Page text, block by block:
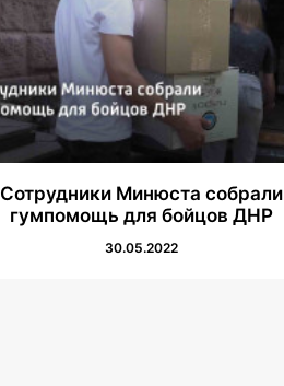
Сотрудники Минюста собрали
гумпомощь для бойцов ДНР
30.05.2022